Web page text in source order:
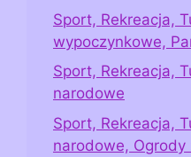
Sport, Rekreacja,
wypoczynkowe,
Sport, Rekreacja,
narodowe
Sport, Rekreacja,
narodowe, Ogrody